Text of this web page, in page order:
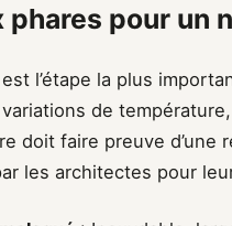
phares pour un
l’étape la plus
de
doit faire preuve d’une
les architectes pour